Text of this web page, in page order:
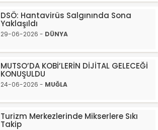
DSÖ: Hantavirüs Salgınında Sona
Yaklaşıldı
29-06-2026 - DÜNYA
MUTSO’DA KOBİ’LERİN DİJİTAL GELECEĞİ
KONUŞULDU
24-06-2026 - MUĞLA
Turizm Merkezlerinde Mikserlere Sıkı
Takip